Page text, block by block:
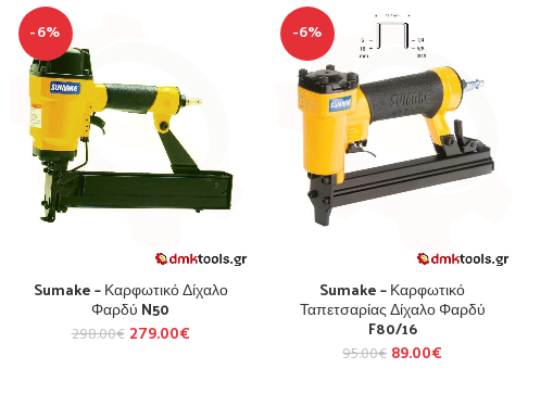
-6%
Sumake – Καρφωτικό Δίχαλο
Φαρδύ N50
298.00€ 279.00€
-6%
Sumake – Καρφωτικό
Ταπετσαρίας Δίχαλο Φαρδύ
F80/16
95.00€ 89.00€